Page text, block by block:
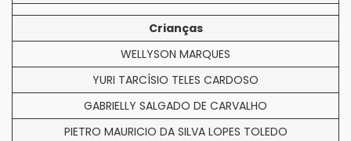
Crianças
WELLYSON MARQUES
YURI TARCÍSIO TELES CARDOSO
GABRIELLY SALGADO DE CARVALHO
PIETRO MAURICIO DA SILVA LOPES TOLEDO